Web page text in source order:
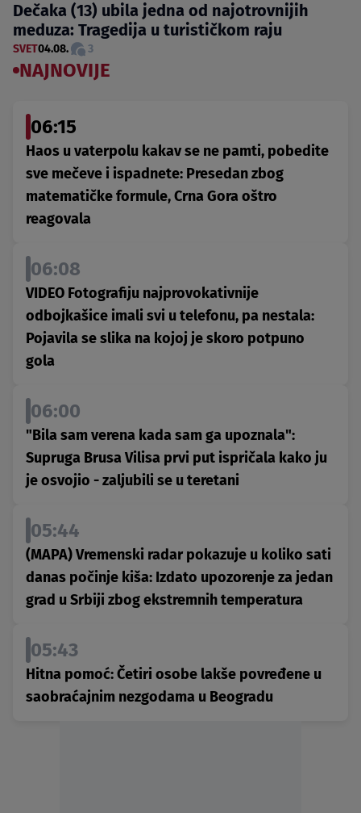
Dečaka (13) ubila jedna od najotrovnijih
meduza: Tragedija u turističkom raju
SVET04.08. 3
NAJNOVIJE
06:15
Haos u vaterpolu kakav se ne pamti, pobedite
sve mečeve i ispadnete: Presedan zbog
matematičke formule, Crna Gora oštro
reagovala
06:08
VIDEO Fotografiju najprovokativnije
odbojkašice imali svi u telefonu, pa nestala:
Pojavila se slika na kojoj je skoro potpuno
gola
06:00
"Bila sam verena kada sam ga upoznala":
Supruga Brusa Vilisa prvi put ispričala kako ju
je osvojio - zaljubili se u teretani
05:44
(MAPA) Vremenski radar pokazuje u koliko sati
danas počinje kiša: Izdato upozorenje za jedan
grad u Srbiji zbog ekstremnih temperatura
05:43
Hitna pomoć: Četiri osobe lakše povređene u
saobraćajnim nezgodama u Beogradu